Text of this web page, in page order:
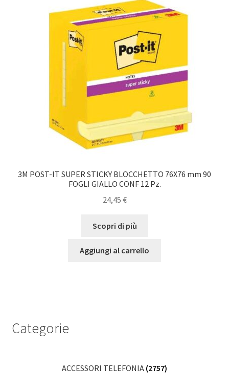
3M POST-IT SUPER STICKY BLOCCHETTO 76X76 mm 90
FOGLI GIALLO CONF 12 Pz.
24,45 €
Scopri di più
Aggiungi al carrello
Categorie
ACCESSORI TELEFONIA (2757)